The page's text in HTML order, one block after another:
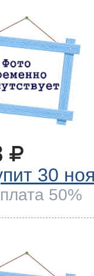
30
50%